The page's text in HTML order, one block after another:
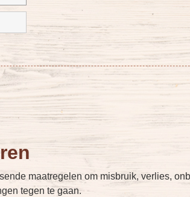
maatregelen om misbruik, verlies,
tegen te gaan.